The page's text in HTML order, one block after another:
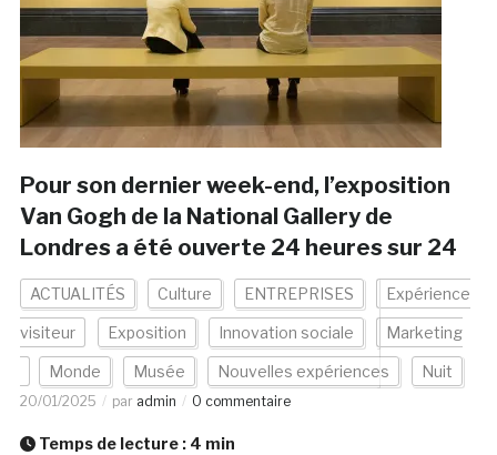
Pour son dernier week-end, l’exposition
Van Gogh de la National Gallery de
Londres a été ouverte 24 heures sur 24
ACTUALITÉS Culture ENTREPRISES Expérience
visiteur Exposition Innovation sociale Marketing
Monde Musée Nouvelles expériences Nuit
20/01/2025 par admin 0 commentaire
Temps de lecture : 4 min